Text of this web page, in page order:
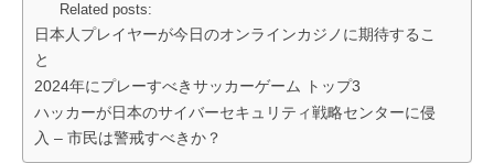
Related posts:
日本人プレイヤーが今日のオンラインカジノに期待するこ
と
2024年にプレーすべきサッカーゲーム トップ3
ハッカーが日本のサイバーセキュリティ戦略センターに侵
入 – 市民は警戒すべきか？